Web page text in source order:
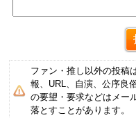
ファン・推し以外の投稿
報、URL、自演、公序良
の要望・要求などはメー
落とすことがあります。